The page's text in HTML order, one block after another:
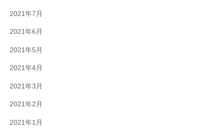
2021年7月
2021年6月
2021年5月
2021年4月
2021年3月
2021年2月
2021年1月